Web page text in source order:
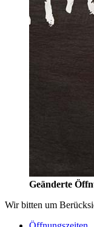
Geänderte
Wir bitten um